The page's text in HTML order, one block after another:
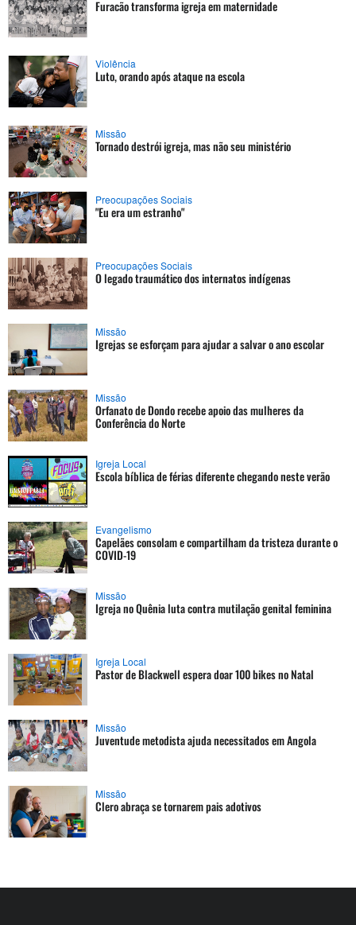
Furacão transforma igreja em maternidade
Violência
Luto, orando após ataque na escola
Missão
Tornado destrói igreja, mas não seu ministério
Preocupações Sociais
"Eu era um estranho"
Preocupações Sociais
O legado traumático dos internatos indígenas
Missão
Igrejas se esforçam para ajudar a salvar o ano escolar
Missão
Orfanato de Dondo recebe apoio das mulheres da
Conferência do Norte
Igreja Local
Escola bíblica de férias diferente chegando neste verão
Evangelismo
Capelães consolam e compartilham da tristeza durante o
COVID-19
Missão
Igreja no Quênia luta contra mutilação genital feminina
Igreja Local
Pastor de Blackwell espera doar 100 bikes no Natal
Missão
Juventude metodista ajuda necessitados em Angola
Missão
Clero abraça se tornarem pais adotivos